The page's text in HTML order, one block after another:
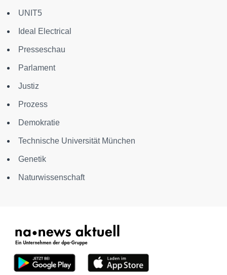
UNIT5
Ideal Electrical
Presseschau
Parlament
Justiz
Prozess
Demokratie
Technische Universität München
Genetik
Naturwissenschaft